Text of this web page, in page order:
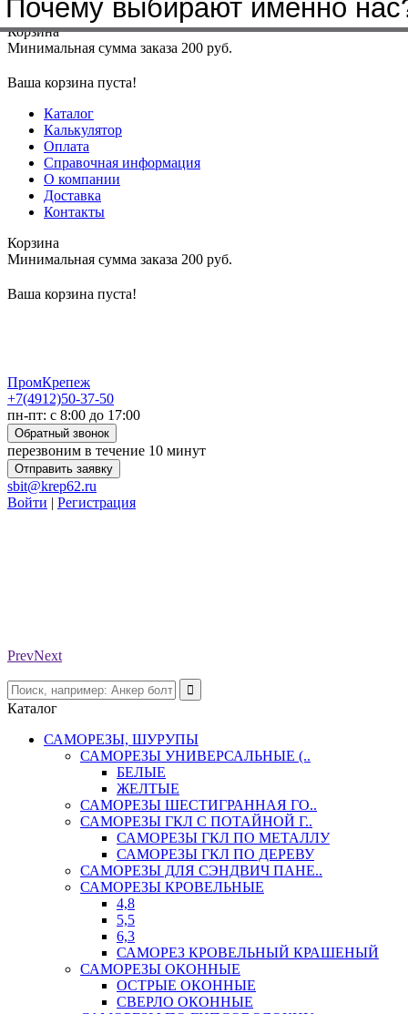
Меню+7(4912)50-37-50sbit@krep62.ru
Корзина
Минимальная сумма заказа 200 руб.
Ваша корзина пуста!
Каталог
Калькулятор
Оплата
Справочная информация
О компании
Доставка
Контакты
Корзина
Минимальная сумма заказа 200 руб.
Ваша корзина пуста!
ПромКрепеж
+7(4912)50-37-50
пн-пт: с 8:00 до 17:00
Обратный звонок
перезвоним в течение 10 минут
Отправить заявку
sbit@krep62.ru
Войти | Регистрация
PrevNext
Каталог
САМОРЕЗЫ, ШУРУПЫ
САМОРЕЗЫ УНИВЕРСАЛЬНЫЕ (..
БЕЛЫЕ
ЖЕЛТЫЕ
САМОРЕЗЫ ШЕСТИГРАННАЯ ГО..
САМОРЕЗЫ ГКЛ С ПОТАЙНОЙ Г..
САМОРЕЗЫ ГКЛ ПО МЕТАЛЛУ
САМОРЕЗЫ ГКЛ ПО ДЕРЕВУ
САМОРЕЗЫ ДЛЯ СЭНДВИЧ ПАНЕ..
САМОРЕЗЫ КРОВЕЛЬНЫЕ
4,8
5,5
6,3
САМОРЕЗ КРОВЕЛЬНЫЙ КРАШЕНЫЙ
САМОРЕЗЫ ОКОННЫЕ
ОСТРЫЕ ОКОННЫЕ
СВЕРЛО ОКОННЫЕ
Почему выбирают именно